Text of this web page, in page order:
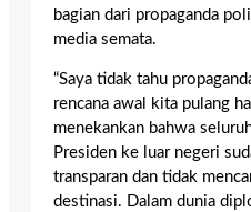
bagian dari propaganda
media semata.
“Saya tidak tahu
rencana awal kita pulang
menekankan bahwa
Presiden ke luar negeri
transparan dan tidak
destinasi. Dalam dunia